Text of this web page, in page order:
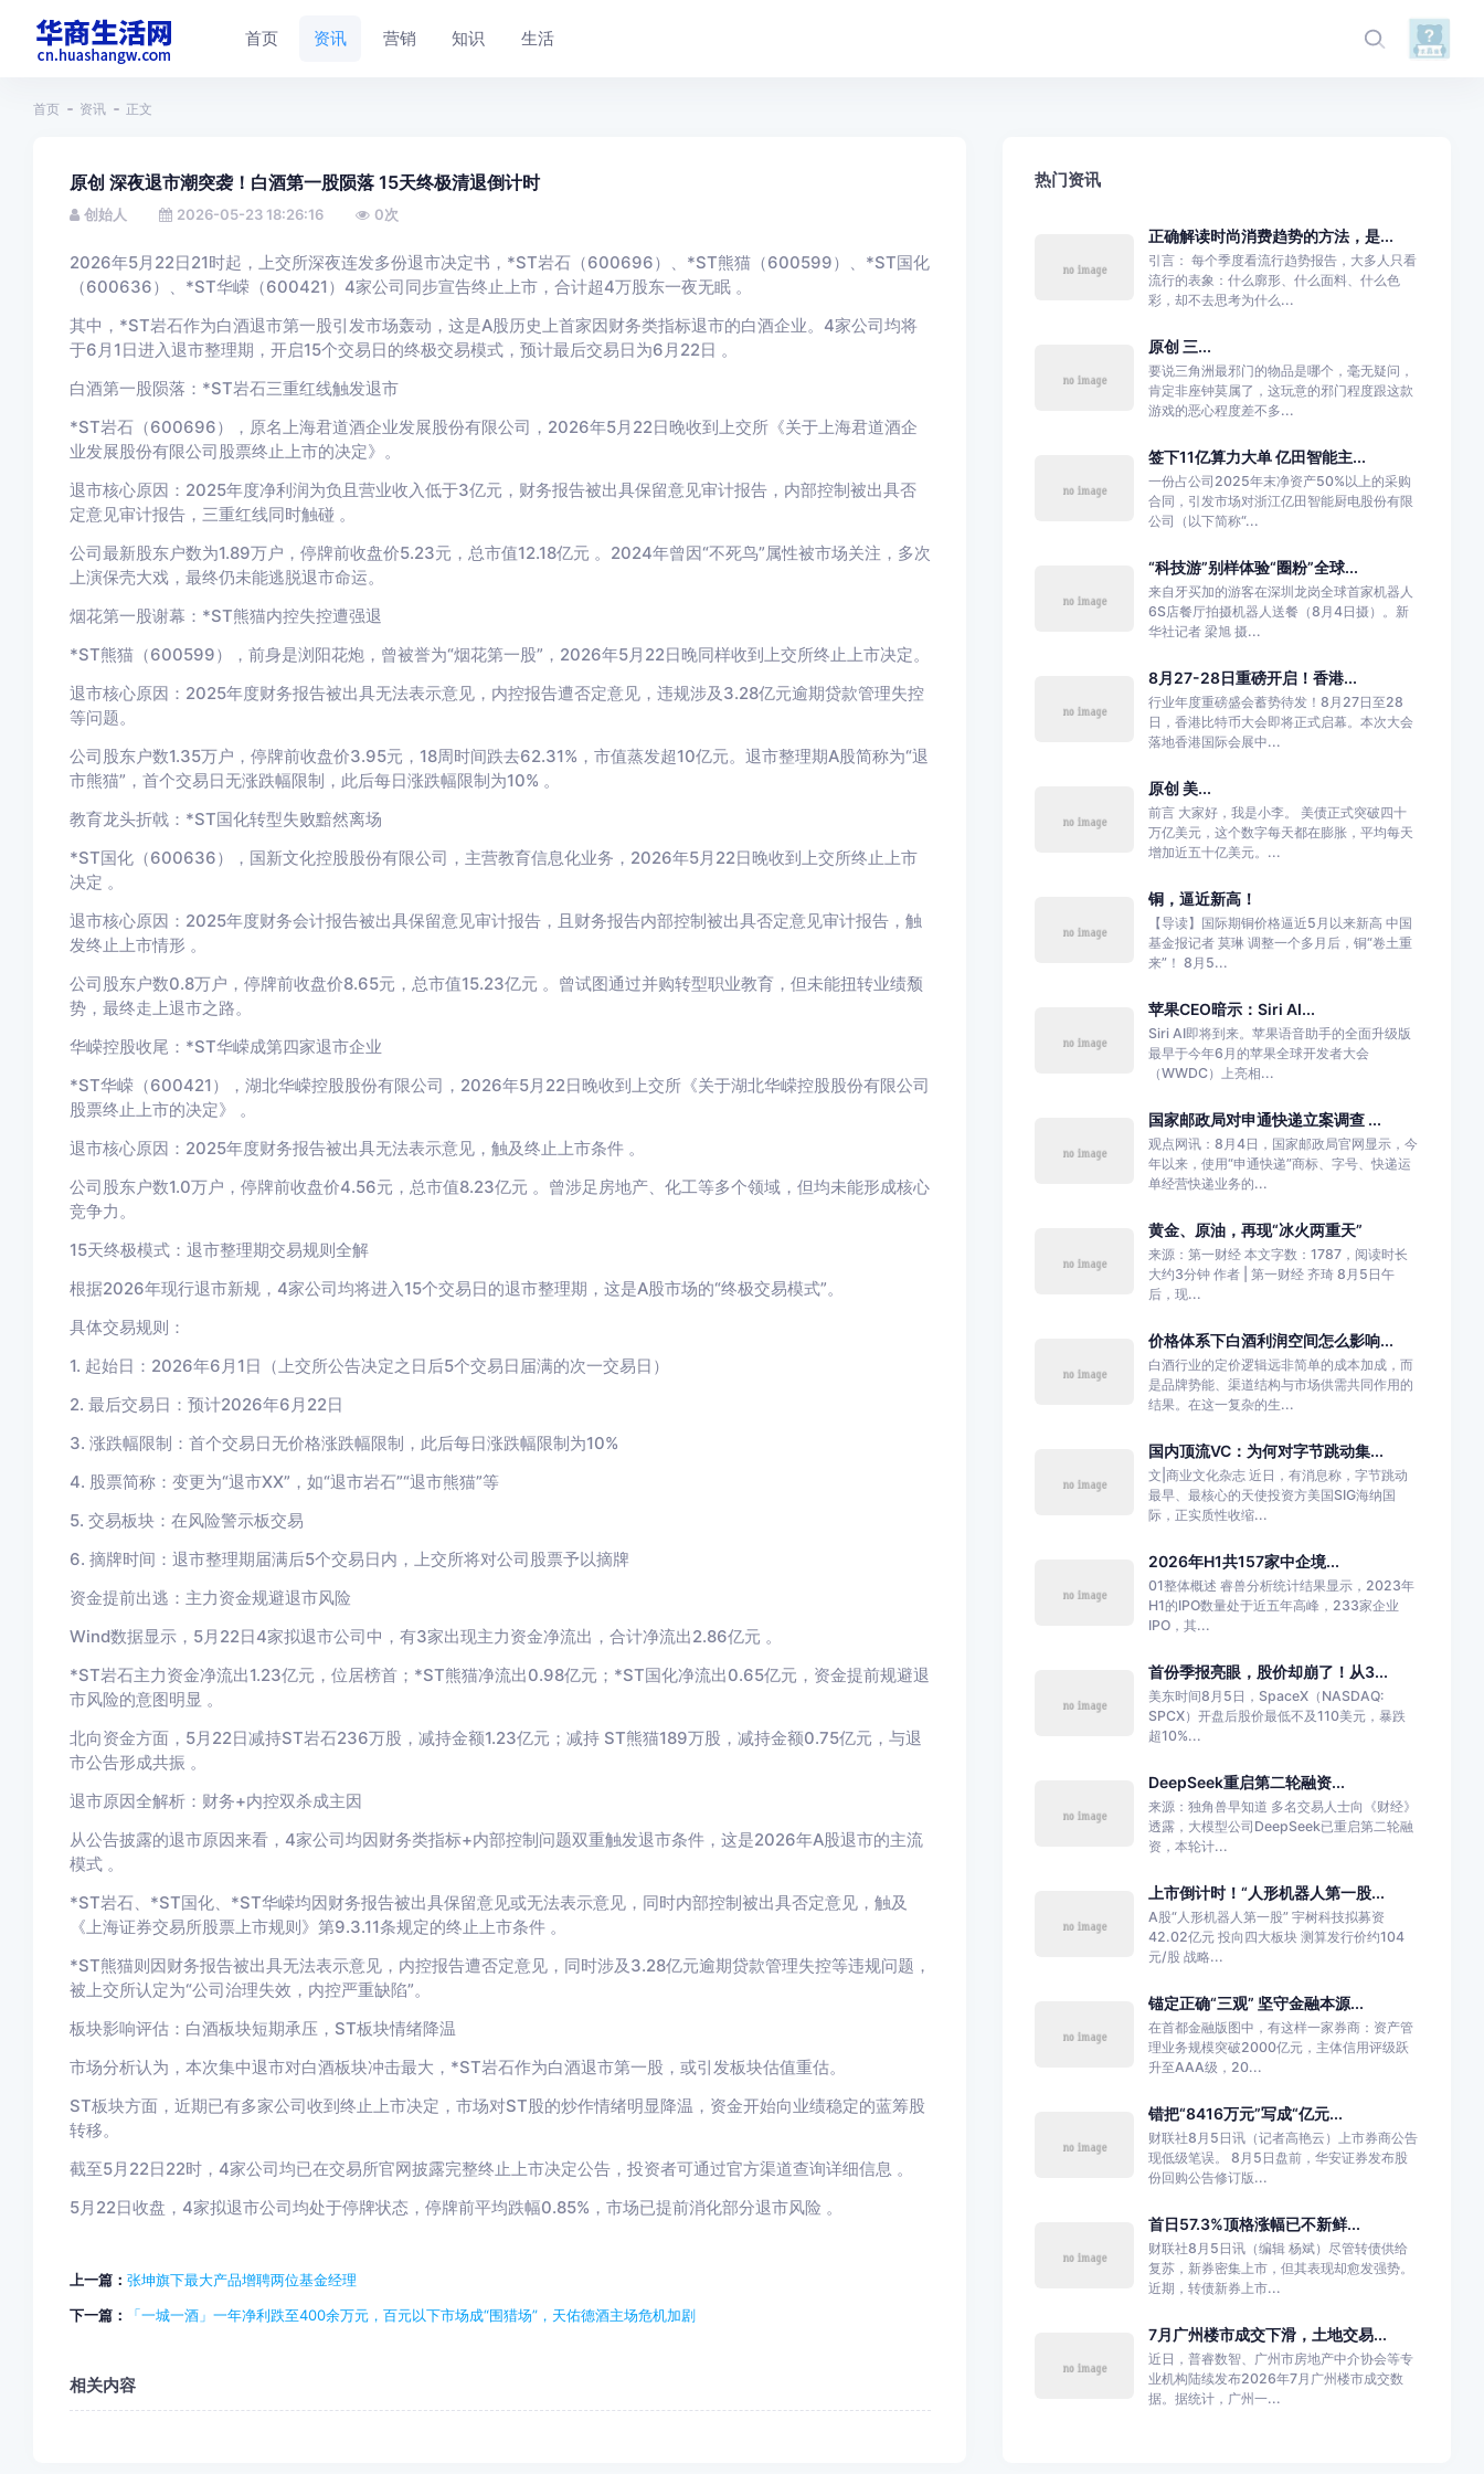
首页 资讯 营销 知识 生活
首页 资讯 正文
原创 深夜退市潮突袭！白酒第一股陨落 15天终极清退倒计时
创始人 2026-05-23 18:26:16 0次
2026年5月22日21时起，上交所深夜连发多份退市决定书，*ST岩石（600696）、*ST熊猫（600599）、*ST国化
（600636）、*ST华嵘（600421）4家公司同步宣告终止上市，合计超4万股东一夜无眠 。
其中，*ST岩石作为白酒退市第一股引发市场轰动，这是A股历史上首家因财务类指标退市的白酒企业。4家公司均将
于6月1日进入退市整理期，开启15个交易日的终极交易模式，预计最后交易日为6月22日 。
白酒第一股陨落：*ST岩石三重红线触发退市
*ST岩石（600696），原名上海君道酒企业发展股份有限公司，2026年5月22日晚收到上交所《关于上海君道酒企
业发展股份有限公司股票终止上市的决定》。
退市核心原因：2025年度净利润为负且营业收入低于3亿元，财务报告被出具保留意见审计报告，内部控制被出具否
定意见审计报告，三重红线同时触碰 。
公司最新股东户数为1.89万户，停牌前收盘价5.23元，总市值12.18亿元 。2024年曾因“不死鸟”属性被市场关注，多次
上演保壳大戏，最终仍未能逃脱退市命运。
烟花第一股谢幕：*ST熊猫内控失控遭强退
*ST熊猫（600599），前身是浏阳花炮，曾被誉为“烟花第一股”，2026年5月22日晚同样收到上交所终止上市决定。
退市核心原因：2025年度财务报告被出具无法表示意见，内控报告遭否定意见，违规涉及3.28亿元逾期贷款管理失控
等问题。
公司股东户数1.35万户，停牌前收盘价3.95元，18周时间跌去62.31%，市值蒸发超10亿元。退市整理期A股简称为“退
市熊猫”，首个交易日无涨跌幅限制，此后每日涨跌幅限制为10% 。
教育龙头折戟：*ST国化转型失败黯然离场
*ST国化（600636），国新文化控股股份有限公司，主营教育信息化业务，2026年5月22日晚收到上交所终止上市
决定 。
退市核心原因：2025年度财务会计报告被出具保留意见审计报告，且财务报告内部控制被出具否定意见审计报告，触
发终止上市情形 。
公司股东户数0.8万户，停牌前收盘价8.65元，总市值15.23亿元 。曾试图通过并购转型职业教育，但未能扭转业绩颓
势，最终走上退市之路。
华嵘控股收尾：*ST华嵘成第四家退市企业
*ST华嵘（600421），湖北华嵘控股股份有限公司，2026年5月22日晚收到上交所《关于湖北华嵘控股股份有限公司
股票终止上市的决定》 。
退市核心原因：2025年度财务报告被出具无法表示意见，触及终止上市条件 。
公司股东户数1.0万户，停牌前收盘价4.56元，总市值8.23亿元 。曾涉足房地产、化工等多个领域，但均未能形成核心
竞争力。
15天终极模式：退市整理期交易规则全解
根据2026年现行退市新规，4家公司均将进入15个交易日的退市整理期，这是A股市场的“终极交易模式”。
具体交易规则：
1. 起始日：2026年6月1日（上交所公告决定之日后5个交易日届满的次一交易日）
2. 最后交易日：预计2026年6月22日
3. 涨跌幅限制：首个交易日无价格涨跌幅限制，此后每日涨跌幅限制为10%
4. 股票简称：变更为“退市XX”，如“退市岩石”“退市熊猫”等
5. 交易板块：在风险警示板交易
6. 摘牌时间：退市整理期届满后5个交易日内，上交所将对公司股票予以摘牌
资金提前出逃：主力资金规避退市风险
Wind数据显示，5月22日4家拟退市公司中，有3家出现主力资金净流出，合计净流出2.86亿元 。
*ST岩石主力资金净流出1.23亿元，位居榜首；*ST熊猫净流出0.98亿元；*ST国化净流出0.65亿元，资金提前规避退
市风险的意图明显 。
北向资金方面，5月22日减持ST岩石236万股，减持金额1.23亿元；减持 ST熊猫189万股，减持金额0.75亿元，与退
市公告形成共振 。
退市原因全解析：财务+内控双杀成主因
从公告披露的退市原因来看，4家公司均因财务类指标+内部控制问题双重触发退市条件，这是2026年A股退市的主流
模式 。
*ST岩石、*ST国化、*ST华嵘均因财务报告被出具保留意见或无法表示意见，同时内部控制被出具否定意见，触及
《上海证券交易所股票上市规则》第9.3.11条规定的终止上市条件 。
*ST熊猫则因财务报告被出具无法表示意见，内控报告遭否定意见，同时涉及3.28亿元逾期贷款管理失控等违规问题，
被上交所认定为“公司治理失效，内控严重缺陷”。
板块影响评估：白酒板块短期承压，ST板块情绪降温
市场分析认为，本次集中退市对白酒板块冲击最大，*ST岩石作为白酒退市第一股，或引发板块估值重估。
ST板块方面，近期已有多家公司收到终止上市决定，市场对ST股的炒作情绪明显降温，资金开始向业绩稳定的蓝筹股
转移。
截至5月22日22时，4家公司均已在交易所官网披露完整终止上市决定公告，投资者可通过官方渠道查询详细信息 。
5月22日收盘，4家拟退市公司均处于停牌状态，停牌前平均跌幅0.85%，市场已提前消化部分退市风险 。
上一篇： 张坤旗下最大产品增聘两位基金经理
下一篇：
「一城一酒」一年净利跌至400余万元，百元以下市场成“围猎场”，天佑德酒主场危机加剧
相关内容
热门资讯
正确解读时尚消费趋势的方法，是...
引言： 每个季度看流行趋势报告，大多人只看
流行的表象：什么廓形、什么面料、什么色
彩，却不去思考为什么...
原创 三...
要说三角洲最邪门的物品是哪个，毫无疑问，
肯定非座钟莫属了，这玩意的邪门程度跟这款
游戏的恶心程度差不多...
签下11亿算力大单 亿田智能主...
一份占公司2025年末净资产50%以上的采购
合同，引发市场对浙江亿田智能厨电股份有限
公司（以下简称“...
“科技游”别样体验“圈粉”全球...
来自牙买加的游客在深圳龙岗全球首家机器人
6S店餐厅拍摄机器人送餐（8月4日摄）。新
华社记者 梁旭 摄...
8月27-28日重磅开启！香港...
行业年度重磅盛会蓄势待发！8月27日至28
日，香港比特币大会即将正式启幕。本次大会
落地香港国际会展中...
原创 美...
前言 大家好，我是小李。 美债正式突破四十
万亿美元，这个数字每天都在膨胀，平均每天
增加近五十亿美元。...
铜，逼近新高！
【导读】国际期铜价格逼近5月以来新高 中国
基金报记者 莫琳 调整一个多月后，铜“卷土重
来”！ 8月5...
苹果CEO暗示：Siri AI...
Siri AI即将到来。苹果语音助手的全面升级版
最早于今年6月的苹果全球开发者大会
（WWDC）上亮相...
国家邮政局对申通快递立案调查 ...
观点网讯：8月4日，国家邮政局官网显示，今
年以来，使用“申通快递”商标、字号、快递运
单经营快递业务的...
黄金、原油，再现“冰火两重天”
来源：第一财经 本文字数：1787，阅读时长
大约3分钟 作者 | 第一财经 齐琦 8月5日午
后，现...
价格体系下白酒利润空间怎么影响...
白酒行业的定价逻辑远非简单的成本加成，而
是品牌势能、渠道结构与市场供需共同作用的
结果。在这一复杂的生...
国内顶流VC：为何对字节跳动集...
文|商业文化杂志 近日，有消息称，字节跳动
最早、最核心的天使投资方美国SIG海纳国
际，正实质性收缩...
2026年H1共157家中企境...
01整体概述 睿兽分析统计结果显示，2023年
H1的IPO数量处于近五年高峰，233家企业
IPO，其...
首份季报亮眼，股价却崩了！从3...
美东时间8月5日，SpaceX（NASDAQ:
SPCX）开盘后股价最低不及110美元，暴跌
超10%...
DeepSeek重启第二轮融资...
来源：独角兽早知道 多名交易人士向《财经》
透露，大模型公司DeepSeek已重启第二轮融
资，本轮计...
上市倒计时！“人形机器人第一股...
A股“人形机器人第一股” 宇树科技拟募资
42.02亿元 投向四大板块 测算发行价约104
元/股 战略...
锚定正确“三观” 坚守金融本源...
在首都金融版图中，有这样一家券商：资产管
理业务规模突破2000亿元，主体信用评级跃
升至AAA级，20...
错把“8416万元”写成“亿元...
财联社8月5日讯（记者高艳云）上市券商公告
现低级笔误。 8月5日盘前，华安证券发布股
份回购公告修订版...
首日57.3%顶格涨幅已不新鲜...
财联社8月5日讯（编辑 杨斌）尽管转债供给
复苏，新券密集上市，但其表现却愈发强势。
近期，转债新券上市...
7月广州楼市成交下滑，土地交易...
近日，普睿数智、广州市房地产中介协会等专
业机构陆续发布2026年7月广州楼市成交数
据。据统计，广州一...